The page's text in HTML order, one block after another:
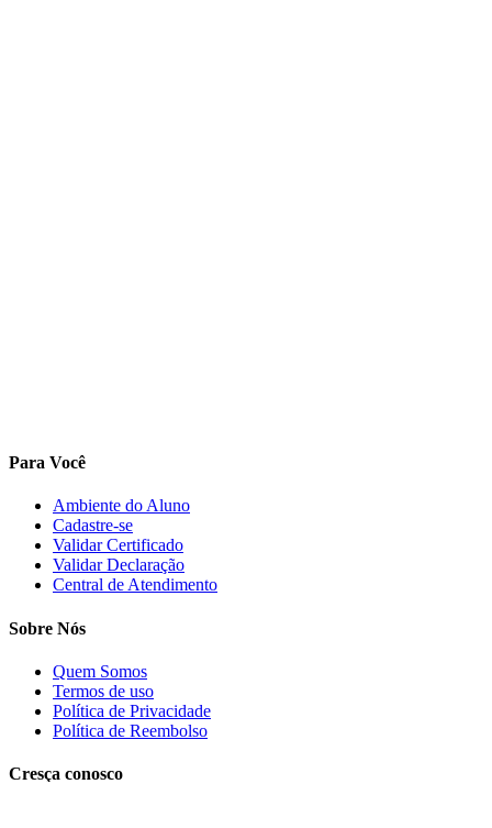
Para Você
Ambiente do Aluno
Cadastre-se
Validar Certificado
Validar Declaração
Central de Atendimento
Sobre Nós
Quem Somos
Termos de uso
Política de Privacidade
Política de Reembolso
Cresça conosco